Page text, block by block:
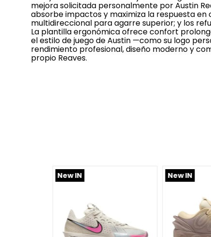
mejora solicitada personalmente por Austin
absorbe impactos y maximiza la respuesta
multidireccional para agarre superior; y los
La plantilla ergonómica ofrece confort
el estilo de juego de Austin —como su logo
rendimiento profesional, diseño moderno y
propio Reaves.
New IN New IN